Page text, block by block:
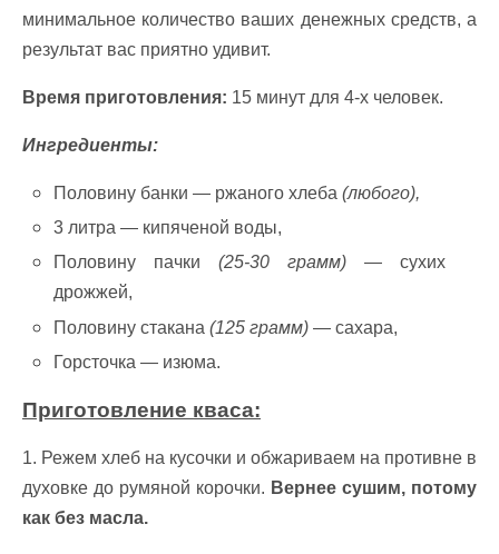
минимальное количество ваших денежных средств, а
результат вас приятно удивит.
Время приготовления: 15 минут для 4-х человек.
Ингредиенты:
Половину банки — ржаного хлеба(любого),
3 литра — кипяченой воды,
Половину пачки(25-30 грамм)— сухих
дрожжей,
Половину стакана(125 грамм) — сахара,
Горсточка — изюма.
Приготовление кваса:
1. Режем хлеб на кусочки и обжариваем на противне в
духовке до румяной корочки. Вернее сушим, потому
как без масла.